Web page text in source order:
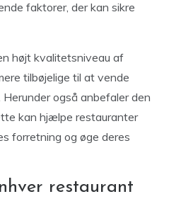
faktorer, der kan sikre
højt kvalitetsniveau af
tilbøjelige til at vende
også anbefaler den
kan hjælpe restauranter
forretning og øge deres
restaurant